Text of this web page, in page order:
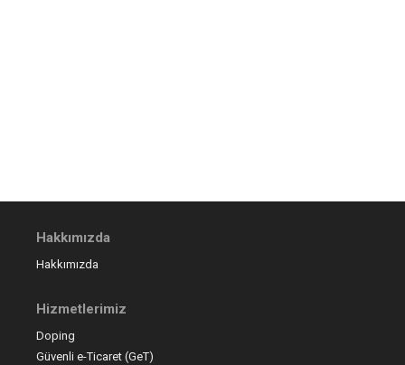
Hakkımızda
Hakkımızda
Hizmetlerimiz
Doping
Güvenli e-Ticaret (GeT)